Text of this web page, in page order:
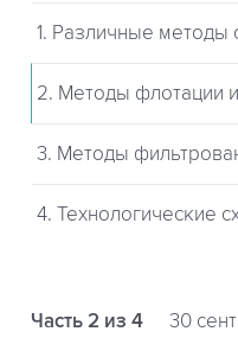
1. Различные методы
2. Методы флотации
3. Методы
4. Технологические
Часть 2 из 4 30